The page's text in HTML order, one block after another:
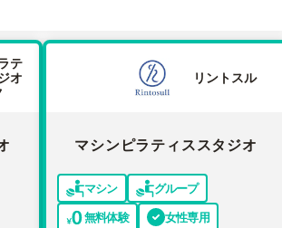
テ
オ
リントスル
マシンピラティススタジオ
マシン
グループ
無料体験
女性専用